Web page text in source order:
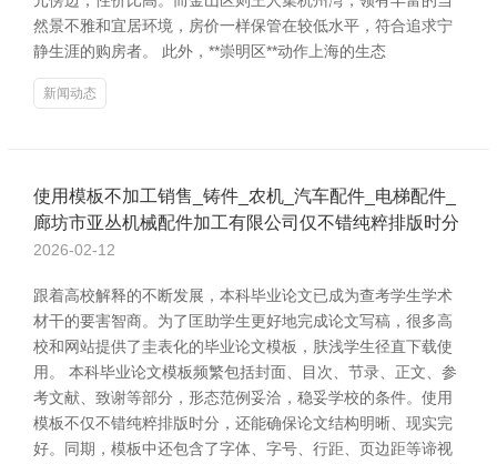
然景不雅和宜居环境，房价一样保管在较低水平，符合追求宁
静生涯的购房者。 此外，**崇明区**动作上海的生态
新闻动态
使用模板不加工销售_铸件_农机_汽车配件_电梯配件_
廊坊市亚丛机械配件加工有限公司仅不错纯粹排版时分
2026-02-12
跟着高校解释的不断发展，本科毕业论文已成为查考学生学术
材干的要害智商。为了匡助学生更好地完成论文写稿，很多高
校和网站提供了圭表化的毕业论文模板，肤浅学生径直下载使
用。 本科毕业论文模板频繁包括封面、目次、节录、正文、参
考文献、致谢等部分，形态范例妥洽，稳妥学校的条件。使用
模板不仅不错纯粹排版时分，还能确保论文结构明晰、现实完
好。同期，模板中还包含了字体、字号、行距、页边距等谛视